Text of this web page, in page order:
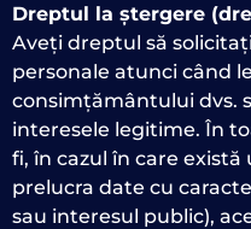
Dreptul la ștergere
Aveți dreptul să
personale atunci când
consimțământului dvs.
interesele legitime. În
fi, în cazul în care
prelucra date cu
sau interesul public),